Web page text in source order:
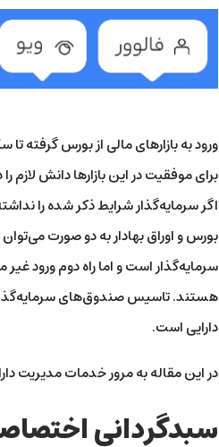
ورود به بازارهای مالی از بورس گرفته
برای موفقیت در این بازارها دانش لازم
اگر سرمایه‌گذار شرایط ذکر شده را
بورس و اوراق بهادار به دو صورت
سرمایه‌گذار است و اما راه دوم ورود
هستند. تاسیس صندوق‌های
دارایی است.
در این مقاله به مرور خدمات مدیریت
سبدگردانی